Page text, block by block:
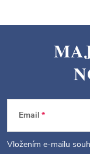
p
Email
Vložením e-mailu